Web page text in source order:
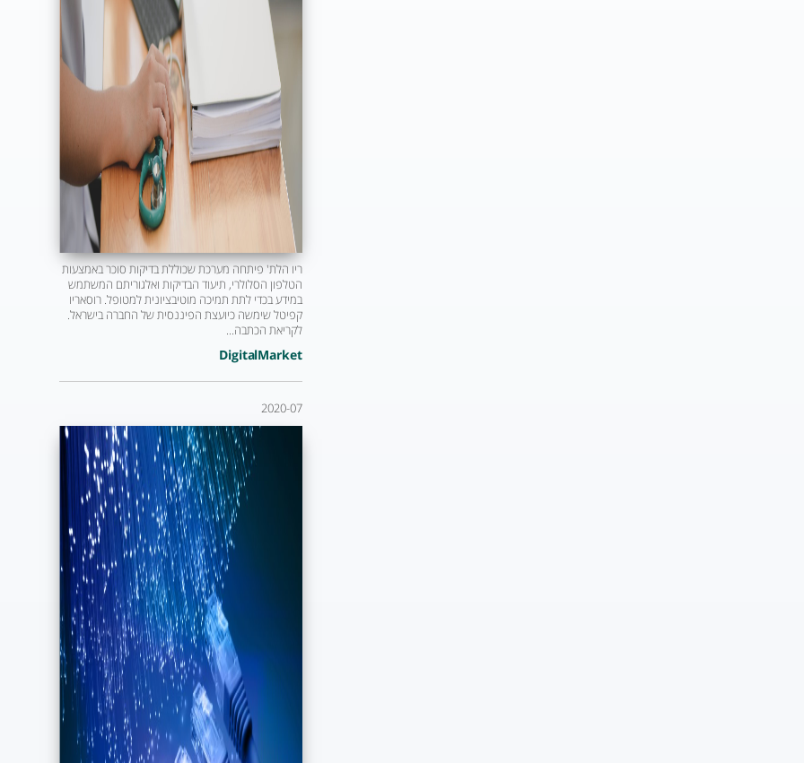
ריו הלת' פיתחה מערכת שכוללת בדיקות סוכר באמצעות
הטלפון הסלולרי, תיעוד הבדיקות ואלגוריתם המשתמש
במידע בכדי לתת תמיכה מוטיבציונית למטופל. רוסאריו
קפיטל שימשה כיועצת הפיננסית של החברה בישראל.
לקריאת הכתבה...
DigitalMarket
2020-07